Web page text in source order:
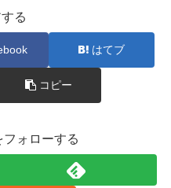
る
はてブ
コピー
ォローする